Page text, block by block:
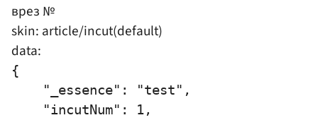
врез №
skin: article/incut(default)
data:
{
    "_essence": "test",
    "incutNum": 1,